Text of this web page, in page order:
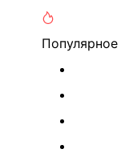
Популярное